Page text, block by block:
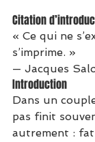
Citation
« Ce qui ne
s’imprime. »
— Jacques
Introduction
Dans un
pas finit
autrement :